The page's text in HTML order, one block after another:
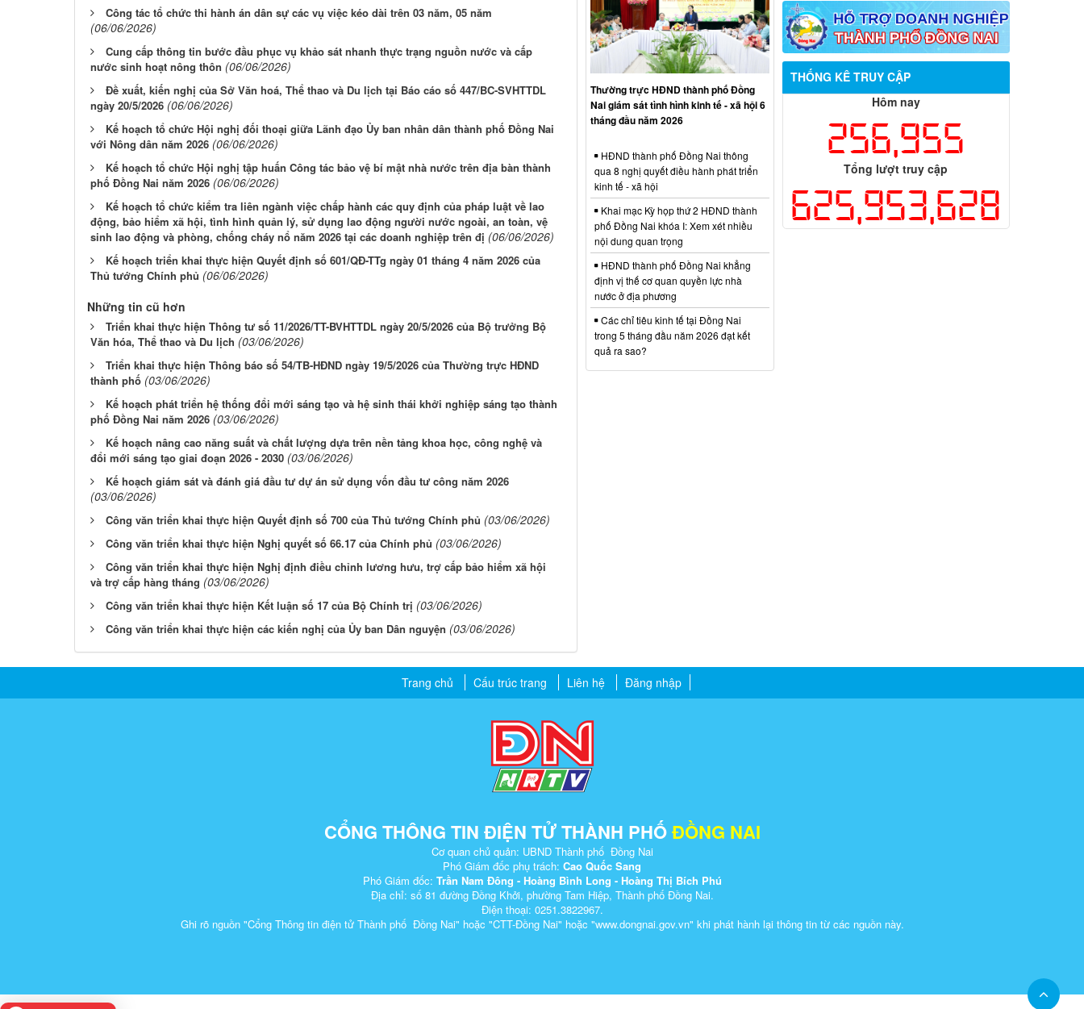
Công tác tổ chức thi hành án dân sự các vụ việc kéo dài trên 03 năm, 05 năm
(06/06/2026)
Cung cấp thông tin bước đầu phục vụ khảo sát nhanh thực trạng nguồn nước và cấp
nước sinh hoạt nông thôn (06/06/2026)
Đề xuất, kiến nghị của Sở Văn hoá, Thể thao và Du lịch tại Báo cáo số 447/BC-SVHTTDL
ngày 20/5/2026 (06/06/2026)
Kế hoạch tổ chức Hội nghị đối thoại giữa Lãnh đạo Ủy ban nhân dân thành phố Đồng Nai
với Nông dân năm 2026 (06/06/2026)
Kế hoạch tổ chức Hội nghị tập huấn Công tác bảo vệ bí mật nhà nước trên địa bàn thành
phố Đồng Nai năm 2026 (06/06/2026)
Kế hoạch tổ chức kiểm tra liên ngành việc chấp hành các quy định của pháp luật về lao
động, bảo hiểm xã hội, tình hình quản lý, sử dụng lao động người nước ngoài, an toàn, vệ
sinh lao động và phòng, chống cháy nổ năm 2026 tại các doanh nghiệp trên đị (06/06/2026)
Kế hoạch triển khai thực hiện Quyết định số 601/QĐ-TTg ngày 01 tháng 4 năm 2026 của
Thủ tướng Chính phủ (06/06/2026)
Những tin cũ hơn
Triển khai thực hiện Thông tư số 11/2026/TT-BVHTTDL ngày 20/5/2026 của Bộ trưởng Bộ
Văn hóa, Thể thao và Du lịch (03/06/2026)
Triển khai thực hiện Thông báo số 54/TB-HĐND ngày 19/5/2026 của Thường trực HĐND
thành phố (03/06/2026)
Kế hoạch phát triển hệ thống đổi mới sáng tạo và hệ sinh thái khởi nghiệp sáng tạo thành
phố Đồng Nai năm 2026 (03/06/2026)
Kế hoạch nâng cao năng suất và chất lượng dựa trên nền tảng khoa học, công nghệ và
đổi mới sáng tạo giai đoạn 2026 - 2030 (03/06/2026)
Kế hoạch giám sát và đánh giá đầu tư dự án sử dụng vốn đầu tư công năm 2026
(03/06/2026)
Công văn triển khai thực hiện Quyết định số 700 của Thủ tướng Chính phủ (03/06/2026)
Công văn triển khai thực hiện Nghị quyết số 66.17 của Chính phủ (03/06/2026)
Công văn triển khai thực hiện Nghị định điều chỉnh lương hưu, trợ cấp bảo hiểm xã hội
và trợ cấp hàng tháng (03/06/2026)
Công văn triển khai thực hiện Kết luận số 17 của Bộ Chính trị (03/06/2026)
Công văn triển khai thực hiện các kiến nghị của Ủy ban Dân nguyện (03/06/2026)
THỐNG KÊ TRUY CẬP
Hôm nay
256,955
Tổng lượt truy cập
625,953,628
Thường trực HĐND thành phố Đồng
Nai giám sát tình hình kinh tế - xã hội 6
tháng đầu năm 2026
HĐND thành phố Đồng Nai thông
qua 8 nghị quyết điều hành phát triển
kinh tế - xã hội
Khai mạc Kỳ họp thứ 2 HĐND thành
phố Đồng Nai khóa I: Xem xét nhiều
nội dung quan trọng
HĐND thành phố Đồng Nai khẳng
định vị thế cơ quan quyền lực nhà
nước ở địa phương
Các chỉ tiêu kinh tế tại Đồng Nai
trong 5 tháng đầu năm 2026 đạt kết
quả ra sao?
Trang chủ Cấu trúc trang Liên hệ Đăng nhập
CỔNG THÔNG TIN ĐIỆN TỬ THÀNH PHỐĐỒNG NAI
Cơ quan chủ quản: UBND Thành phố Đồng Nai
Phó Giám đốc phụ trách: Cao Quốc Sang
Phó Giám đốc: Trần Nam Đông - Hoàng Bình Long - Hoàng Thị Bích Phú
Địa chỉ: số 81 đường Đồng Khởi, phường Tam Hiệp, Thành phố Đồng Nai.
Điện thoại: 0251.3822967.
Ghi rõ nguồn "Cổng Thông tin điện tử Thành phố Đồng Nai" hoặc "CTT-Đồng Nai" hoặc "www.dongnai.g​ov.vn" khi ​phát hành lại thông tin từ các nguồn này.​